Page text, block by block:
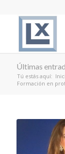
Últimas
Tú estás aquí:
Formación en